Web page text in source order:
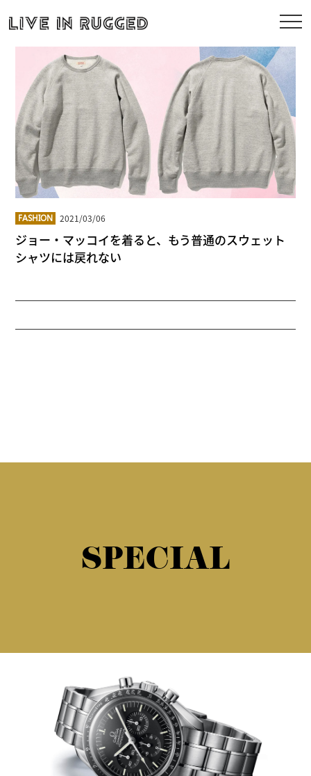
FASHION 2021/03/06
ジョー・マッコイを着ると、もう普通のスウェット
シャツには戻れない
SPECIAL